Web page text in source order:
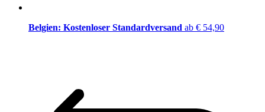
Belgien: Kostenloser Standardversand ab € 54,90